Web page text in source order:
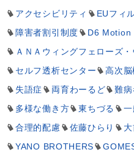
アクセシビリティ
EUフィ
障害者割引制度
D6 Motion
ＡＮＡウィングフェローズ
セルフ透析センター
高次
失語症
両育わーるど 難
多様な働き方
東ちづる
合理的配慮
佐藤ひらり
YANO BROTHERS